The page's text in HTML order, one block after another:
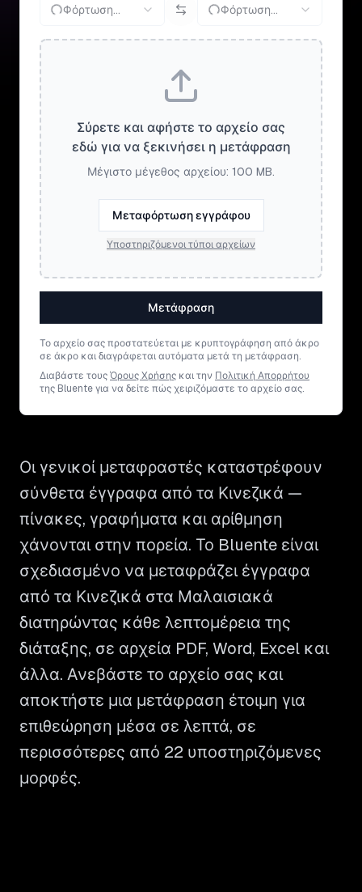
Φόρτωση... Φόρτωση...
Σύρετε και αφήστε το αρχείο σας
εδώ για να ξεκινήσει η μετάφραση
Μέγιστο μέγεθος αρχείου: 100 MB.
Μεταφόρτωση εγγράφου
Υποστηριζόμενοι τύποι αρχείων
Μετάφραση
Το αρχείο σας προστατεύεται με κρυπτογράφηση από άκρο
σε άκρο και διαγράφεται αυτόματα μετά τη μετάφραση.
Διαβάστε τουςΌρους Χρήσης και την Πολιτική Απορρήτου
της Bluente για να δείτε πώς χειριζόμαστε το αρχείο σας.
Οι γενικοί μεταφραστές καταστρέφουν
σύνθετα έγγραφα από τα Κινεζικά —
πίνακες, γραφήματα και αρίθμηση
χάνονται στην πορεία. Το Bluente είναι
σχεδιασμένο να μεταφράζει έγγραφα
από τα Κινεζικά στα Μαλαισιακά
διατηρώντας κάθε λεπτομέρεια της
διάταξης, σε αρχεία PDF, Word, Excel και
άλλα. Ανεβάστε το αρχείο σας και
αποκτήστε μια μετάφραση έτοιμη για
επιθεώρηση μέσα σε λεπτά, σε
περισσότερες από 22 υποστηριζόμενες
μορφές.